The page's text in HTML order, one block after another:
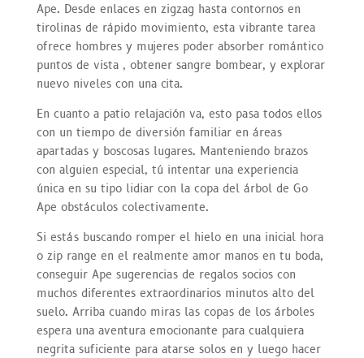
Ape. Desde enlaces en zigzag hasta contornos en
tirolinas de rápido movimiento, esta vibrante tarea
ofrece hombres y mujeres poder absorber romántico
puntos de vista , obtener sangre bombear, y explorar
nuevo niveles con una cita.
En cuanto a patio relajación va, esto pasa todos ellos
con un tiempo de diversión familiar en áreas
apartadas y boscosas lugares. Manteniendo brazos
con alguien especial, tú intentar una experiencia
única en su tipo lidiar con la copa del árbol de Go
Ape obstáculos colectivamente.
Si estás buscando romper el hielo en una inicial hora
o zip range en el realmente amor manos en tu boda,
conseguir Ape sugerencias de regalos socios con
muchos diferentes extraordinarios minutos alto del
suelo. Arriba cuando miras las copas de los árboles
espera una aventura emocionante para cualquiera
negrita suficiente para atarse solos en y luego hacer